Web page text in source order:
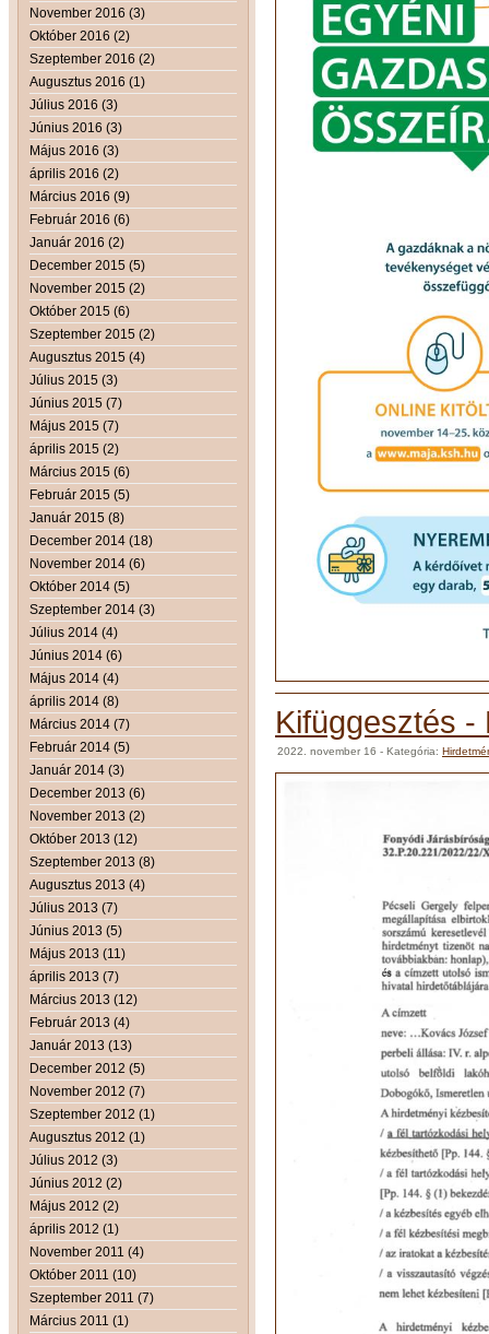
November 2016 (3)
Október 2016 (2)
Szeptember 2016 (2)
Augusztus 2016 (1)
Július 2016 (3)
Június 2016 (3)
Május 2016 (3)
április 2016 (2)
Március 2016 (9)
Február 2016 (6)
Január 2016 (2)
December 2015 (5)
November 2015 (2)
Október 2015 (6)
Szeptember 2015 (2)
Augusztus 2015 (4)
Július 2015 (3)
Június 2015 (7)
Május 2015 (7)
április 2015 (2)
Március 2015 (6)
Február 2015 (5)
Január 2015 (8)
December 2014 (18)
November 2014 (6)
Október 2014 (5)
Szeptember 2014 (3)
Július 2014 (4)
Június 2014 (6)
Május 2014 (4)
április 2014 (8)
Március 2014 (7)
Február 2014 (5)
Január 2014 (3)
December 2013 (6)
November 2013 (2)
Október 2013 (12)
Szeptember 2013 (8)
Augusztus 2013 (4)
Július 2013 (7)
Június 2013 (5)
Május 2013 (11)
április 2013 (7)
Március 2013 (12)
Február 2013 (4)
Január 2013 (13)
December 2012 (5)
November 2012 (7)
Szeptember 2012 (1)
Augusztus 2012 (1)
Július 2012 (3)
Június 2012 (2)
Május 2012 (2)
április 2012 (1)
November 2011 (4)
Október 2011 (10)
Szeptember 2011 (7)
Március 2011 (1)
Kifüggesztés -
2022. november 16 - Kategória: